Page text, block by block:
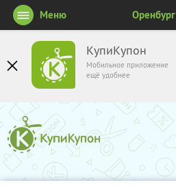
КупиКупон
Мобильное приложение
ещё удобнее
Меню Оренбург